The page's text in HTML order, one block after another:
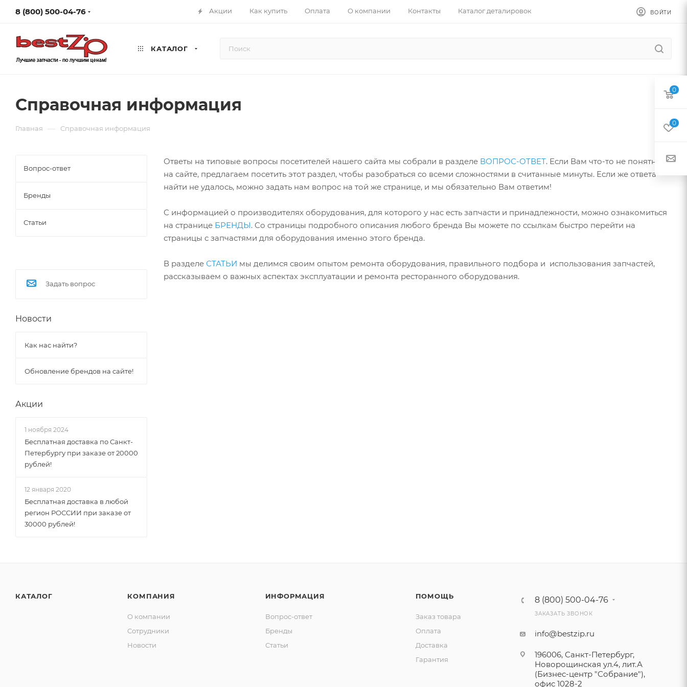
8 (800) 500-04-76 Акции Как купить Оплата О компании Контакты Каталог деталировок ВОЙТИ
КАТАЛОГ
Справочная информация
Главная — Справочная информация
Ответы на типовые вопросы посетителей нашего сайта мы собрали в разделе ВОПРОС-ОТВЕТ. Если Вам что-то не понятно
на сайте, предлагаем посетить этот раздел, чтобы разобраться со всеми сложностями в считанные минуты. Если же ответа
найти не удалось, можно задать нам вопрос на той же странице, и мы обязательно Вам ответим!
С информацией о производителях оборудования, для которого у нас есть запчасти и принадлежности, можно ознакомиться
на странице БРЕНДЫ. Со страницы подробного описания любого бренда Вы можете по ссылкам быстро перейти на
страницы с запчастями для оборудования именно этого бренда.
В разделе СТАТЬИ мы делимся своим опытом ремонта оборудования, правильного подбора и использования запчастей,
рассказываем о важных аспектах эксплуатации и ремонта ресторанного оборудования.
Вопрос-ответ
Бренды
Статьи
Задать вопрос
Новости
Как нас найти?
Обновление брендов на сайте!
Акции
1 ноября 2024
Бесплатная доставка по Санкт-
Петербургу при заказе от 20000
рублей!
12 января 2020
Бесплатная доставка в любой
регион РОССИИ при заказе от
30000 рублей!
КАТАЛОГ КОМПАНИЯ
О компании
Сотрудники
Новости
ИНФОРМАЦИЯ
Вопрос-ответ
Бренды
Статьи
ПОМОЩЬ
Заказ товара
Оплата
Доставка
Гарантия
8 (800) 500-04-76
ЗАКАЗАТЬ ЗВОНОК
info@bestzip.ru
196006, Санкт-Петербург,
Новорощинская ул.4, лит.А
(Бизнес-центр "Собрание"),
офис 1028-2
0
0